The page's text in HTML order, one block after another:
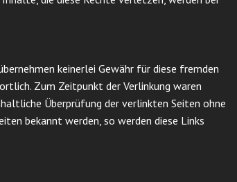
keinerlei Gewähr für diese fremden
Zum Zeitpunkt der Verlinkung waren
Überprüfung der verlinkten Seiten ohne
bekannt werden, so werden diese Links